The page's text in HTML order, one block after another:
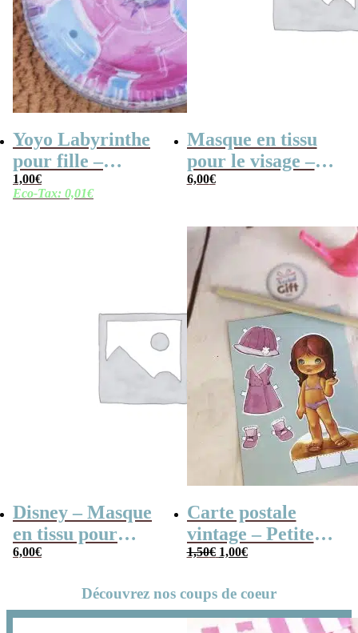
Yoyo Labyrinthe
pour fille –
Licorne et sirène
1,00€
Eco-Tax: 0,01€
Masque en tissu
pour le visage –
Princesse Ariel
6,00€
Disney – Masque
en tissu pour
visage – Princesse
6,00€
Carte postale
vintage – Petite
fille à habiller
1,50€ Le
était :
1,50€.
1,00€Le
est :
1,00€.
Découvrez nos coups de coeur